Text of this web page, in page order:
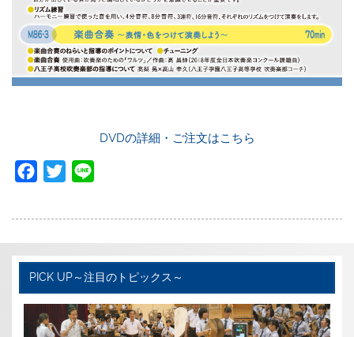
DVDの詳細・ご注文はこちら
b
o
o
k
t
e
r
PICK UP～注目のトピックス～